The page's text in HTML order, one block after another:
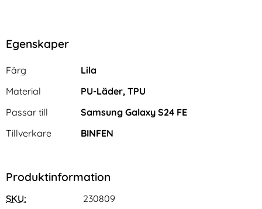
Egenskaper
Egenskaper/attribut för denna produkt
Attribut
Färg
Lila
Material
PU-Läder, TPU
Passar till
Samsung Galaxy S24 FE
Tillverkare
BINFEN
Produktinformation
SKU: 230809